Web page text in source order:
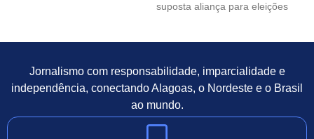
suposta aliança para eleições
Jornalismo com responsabilidade, imparcialidade e
independência, conectando Alagoas, o Nordeste e o Brasil
ao mundo.